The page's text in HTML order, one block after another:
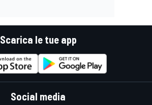
Scarica le tue app
Social media